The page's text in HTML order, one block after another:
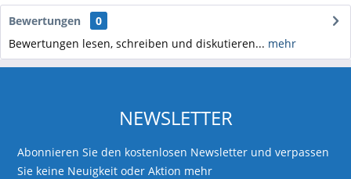
Bewertungen
0
Bewertungen lesen, schreiben und diskutieren... mehr
NEWSLETTER
Abonnieren Sie den kostenlosen Newsletter und verpassen
Sie keine Neuigkeit oder Aktion mehr